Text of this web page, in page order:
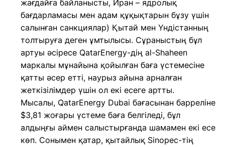
жағдайға байланысты, Иран – ядролық
бағдарламасы мен адам құқықтарын бұзу үшін
салынған санкциялар) Қытай мен Үндістанның
толтыруға деген ұмтылысы. Сұраныстың бұл
артуы әсіресе QatarEnergy-дің al-Shaheen
маркалы мұнайына қойылған баға үстемесіне
қатты әсер етті, наурыз айына арналған
жеткізілімдер үшін ол екі есеге артты.
Мысалы, QatarEnergy Dubai бағасынан барреліне
$3,81 жоғары үстеме баға белгіледі, бұл
алдыңғы аймен салыстырғанда шамамен екі есе
көп. Сонымен қатар, қытайлық Sinopec-тің